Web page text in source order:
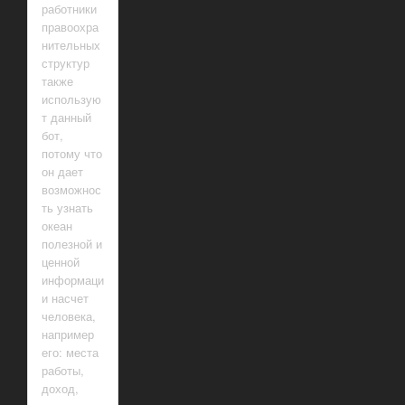
работники
правоохра
нительных
структур
также
использую
т данный
бот,
потому что
он дает
возможнос
ть узнать
океан
полезной и
ценной
информаци
и насчет
человека,
например
его: места
работы,
доход,